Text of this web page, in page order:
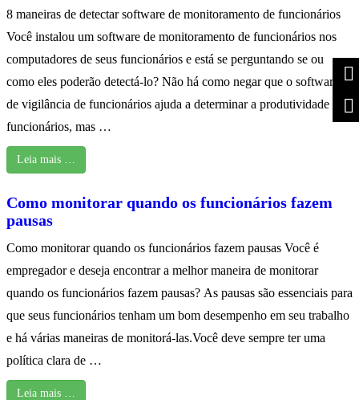
8 maneiras de detectar software de monitoramento de funcionários
Você instalou um software de monitoramento de funcionários nos
computadores de seus funcionários e está se perguntando se ou
como eles poderão detectá-lo? Não há como negar que o software
de vigilância de funcionários ajuda a determinar a produtividade dos
funcionários, mas …
Leia mais …
Como monitorar quando os funcionários fazem
pausas
Como monitorar quando os funcionários fazem pausas Você é
empregador e deseja encontrar a melhor maneira de monitorar
quando os funcionários fazem pausas? As pausas são essenciais para
que seus funcionários tenham um bom desempenho em seu trabalho
e há várias maneiras de monitorá-las.Você deve sempre ter uma
política clara de …
Leia mais …